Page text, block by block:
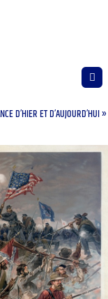
D’HIER ET D’AUJOURD’HUI »